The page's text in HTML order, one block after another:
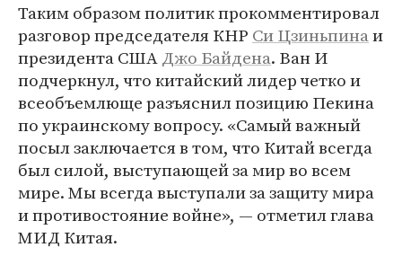
Таким образом политик прокомментировал
разговор председателя КНР Си Цзиньпинаи
президента СШАДжо Байдена. Ван И
подчеркнул, что китайский лидер четко и
всеобъемлюще разъяснил позицию Пекина
по украинскому вопросу. «Самый важный
посыл заключается в том, что Китай всегда
был силой, выступающей за мир во всем
мире. Мы всегда выступали за защиту мира
и противостояние войне», — отметил глава
МИД Китая.